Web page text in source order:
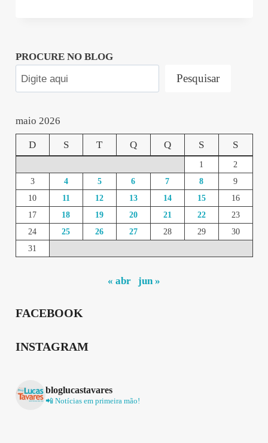
PROCURE NO BLOG
Pesquisar
maio 2026
D S T Q Q S S
1
2
3
4 5 6 7 8
9
10
11 12 13 14 15
16
17
18 19 20 21 22
23
24
25 26 27 28 29
30
31
« abr jun »
FACEBOOK
INSTAGRAM
bloglucastavares
📲 Notícias em primeira mão!